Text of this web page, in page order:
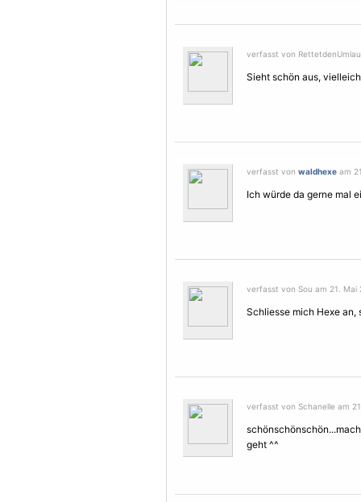
verfasst von
Sieht schön aus,
verfasst von waldhexe am
Ich würde da gerne mal
verfasst von Sou am 21. Mai
Schliesse mich Hexe an,
verfasst von Schanelle am
geht ^^